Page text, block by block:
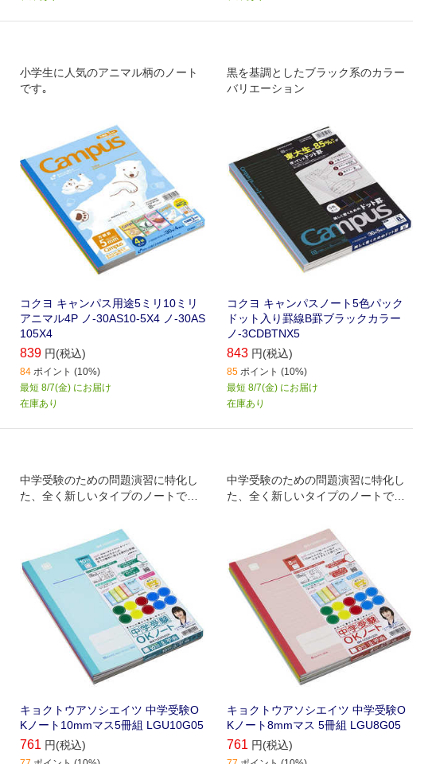
小学生に人気のアニマル柄のノート
です｡
コクヨ キャンパス用途5ミリ10ミリ
アニマル4P ノ-30AS10-5X4 ノ-30AS
105X4
839 円(税込)
84 ポイント (10%)
最短 8/7(金) にお届け
在庫あり
黒を基調としたブラック系のカラー
バリエーション
コクヨ キャンパスノート5色パック
ドット入り罫線B罫ブラックカラー
ノ-3CDBTNX5
843 円(税込)
85 ポイント (10%)
最短 8/7(金) にお届け
在庫あり
中学受験のための問題演習に特化し
た、全く新しいタイプのノートで
学校の宿題や自主学習、まとめノー
トにも便利にお使いいただけます。
キョクトウアソシエイツ 中学受験O
Kノート10mmマス5冊組 LGU10G05
761 円(税込)
中学受験のための問題演習に特化し
た、全く新しいタイプのノートで
学校の宿題や自主学習、まとめノー
トにも便利にお使いいただけます。
キョクトウアソシエイツ 中学受験O
Kノート8mmマス 5冊組 LGU8G05
761 円(税込)